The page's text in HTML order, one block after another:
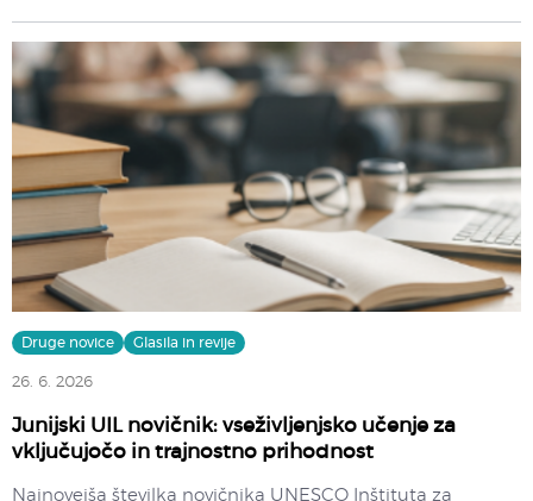
Druge novice Glasila in revije
26. 6. 2026
Junijski UIL novičnik: vseživljenjsko učenje za
vključujočo in trajnostno prihodnost
Najnovejša številka novičnika UNESCO Inštituta za